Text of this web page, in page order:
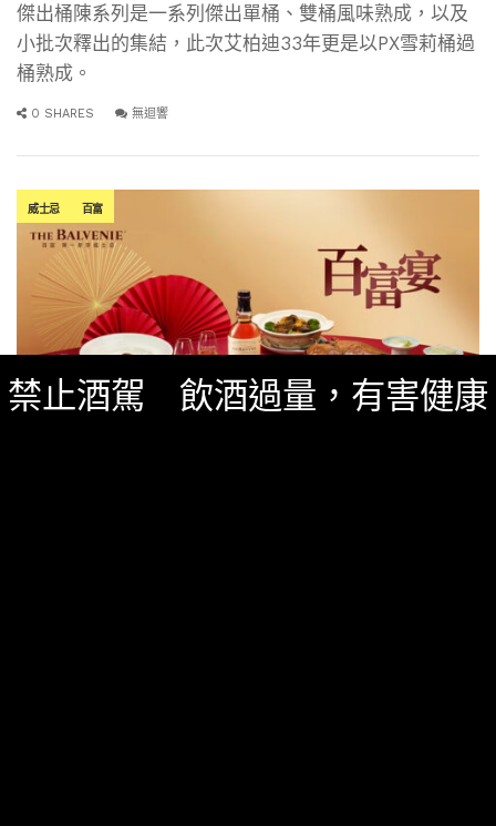
傑出桶陳系列是一系列傑出單桶、雙桶風味熟成，以及
小批次釋出的集結，此次艾柏迪33年更是以PX雪莉桶過
桶熟成。
0 SHARES 無迴響
威士忌 百富
禁止酒駕 飲酒過量，有害健康